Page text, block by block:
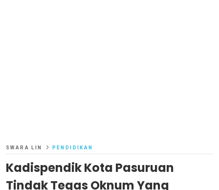
SWARA LIN PENDIDIKAN
Kadispendik Kota Pasuruan
Tindak Tegas Oknum Yang